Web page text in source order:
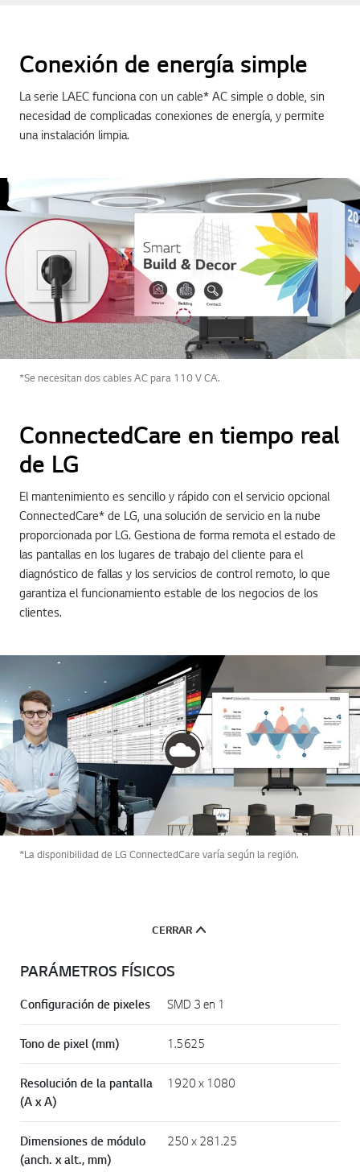
Conexión de energía simple
La serie LAEC funciona con un cable* AC simple o doble, sin
necesidad de complicadas conexiones de energía, y permite
una instalación limpia.
*Se necesitan dos cables AC para 110 V CA.
ConnectedCare en tiempo real
de LG
El mantenimiento es sencillo y rápido con el servicio opcional
ConnectedCare* de LG, una solución de servicio en la nube
proporcionada por LG. Gestiona de forma remota el estado de
las pantallas en los lugares de trabajo del cliente para el
diagnóstico de fallas y los servicios de control remoto, lo que
garantiza el funcionamiento estable de los negocios de los
clientes.
*La disponibilidad de LG ConnectedCare varía según la región.
CERRAR
PARÁMETROS FÍSICOS
Configuración de pixeles SMD 3 en 1
Tono de pixel (mm) 1.5625
Resolución de la pantalla
(A x A)
1920 x 1080
Dimensiones de módulo
(anch. x alt., mm)
250 x 281.25